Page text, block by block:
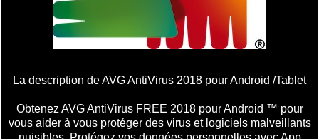
La description de AVG AntiVirus 2018 pour Android /Tablet
Obtenez AVG AntiVirus FREE 2018 pour Android ™ pour
vous aider à vous protéger des virus et logiciels malveillants